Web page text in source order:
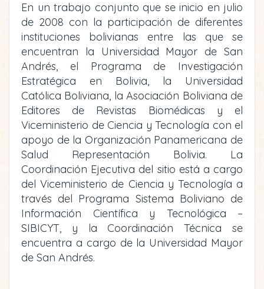
En un trabajo conjunto que se inicio en julio
de 2008 con la participación de diferentes
instituciones bolivianas entre las que se
encuentran la Universidad Mayor de San
Andrés, el Programa de Investigación
Estratégica en Bolivia, la Universidad
Católica Boliviana, la Asociación Boliviana de
Editores de Revistas Biomédicas y el
Viceministerio de Ciencia y Tecnología con el
apoyo de la Organización Panamericana de
Salud Representación Bolivia. La
Coordinación Ejecutiva del sitio está a cargo
del Viceministerio de Ciencia y Tecnología a
través del Programa Sistema Boliviano de
Información Científica y Tecnológica –
SIBICYT, y la Coordinación Técnica se
encuentra a cargo de la Universidad Mayor
de San Andrés.